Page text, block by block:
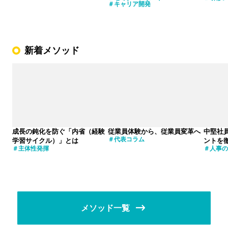
キャリア開発
新着メソッド
成長の鈍化を防ぐ「内省（経験
学習サイクル）」とは
主体性発揮
従業員体験から、従業員変革へ
代表コラム
中堅社
ントを
人事
メソッド一覧